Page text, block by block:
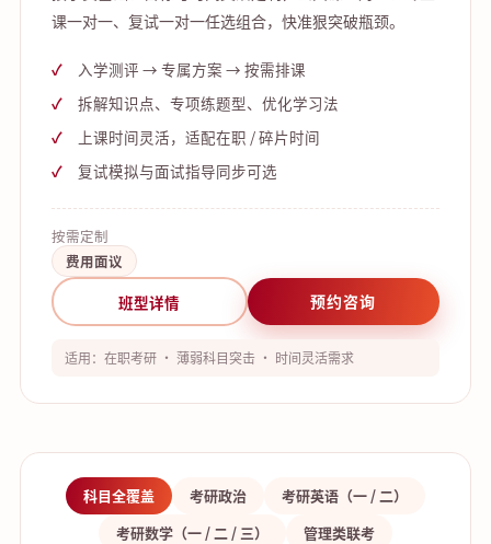
课一对一、复试一对一任选组合，快准狠突破瓶颈。
入学测评 → 专属方案 → 按需排课
拆解知识点、专项练题型、优化学习法
上课时间灵活，适配在职 / 碎片时间
复试模拟与面试指导同步可选
按需定制
费用面议
班型详情 预约咨询
适用：在职考研 · 薄弱科目突击 · 时间灵活需求
科目全覆盖 考研政治
考研英语（一 / 二）
考研数学（一 / 二 / 三）
管理类联考